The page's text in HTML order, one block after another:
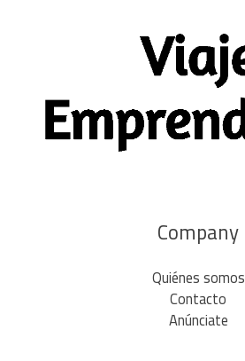
Company
Quiénes somos
Contacto
Anúnciate